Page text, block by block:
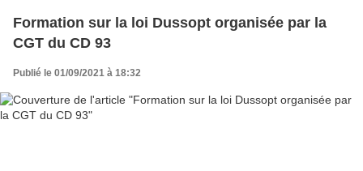
Formation sur la loi Dussopt organisée par la
CGT du CD 93
Publié le 01/09/2021 à 18:32